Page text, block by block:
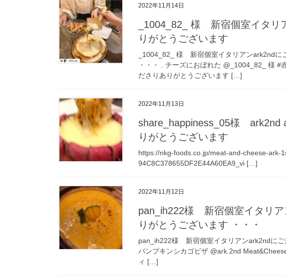
2022年11月14日
_1004_82_ 様 新宿個室イタリ
りがとうございます
_1004_82_ 様 新宿個室イタリアンark2ndに
・・・ . チーズにおぼれた️ @_1004_82_ 様 #
ださりありがとうございます […]
2022年11月13日
share_happiness_05様 ark2nd
りがとうございます
https://nkg-foods.co.jp/meat-and-cheese-ark-
94C8C378655DF2E44A60EA9_vi […]
2022年11月12日
pan_ih222様 新宿個室イタリア
りがとうございます ・・・
pan_ih222様 新宿個室イタリアンark2ndにご
パンプキンシカゴピザ @ark.2nd
ィ […]